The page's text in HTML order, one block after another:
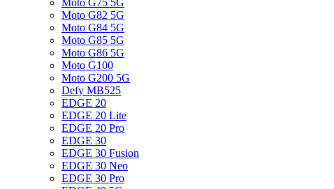
Moto G82 5G
Moto G84 5G
Moto G85 5G
Moto G86 5G
Moto G100
Moto G200 5G
Defy MB525
EDGE 20
EDGE 20 Lite
EDGE 20 Pro
EDGE 30
EDGE 30 Fusion
EDGE 30 Neo
EDGE 30 Pro